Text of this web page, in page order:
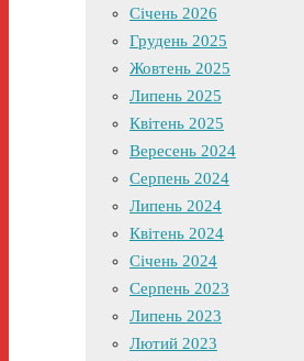
Січень 2026
Грудень 2025
Жовтень 2025
Липень 2025
Квітень 2025
Вересень 2024
Серпень 2024
Липень 2024
Квітень 2024
Січень 2024
Серпень 2023
Липень 2023
Лютий 2023